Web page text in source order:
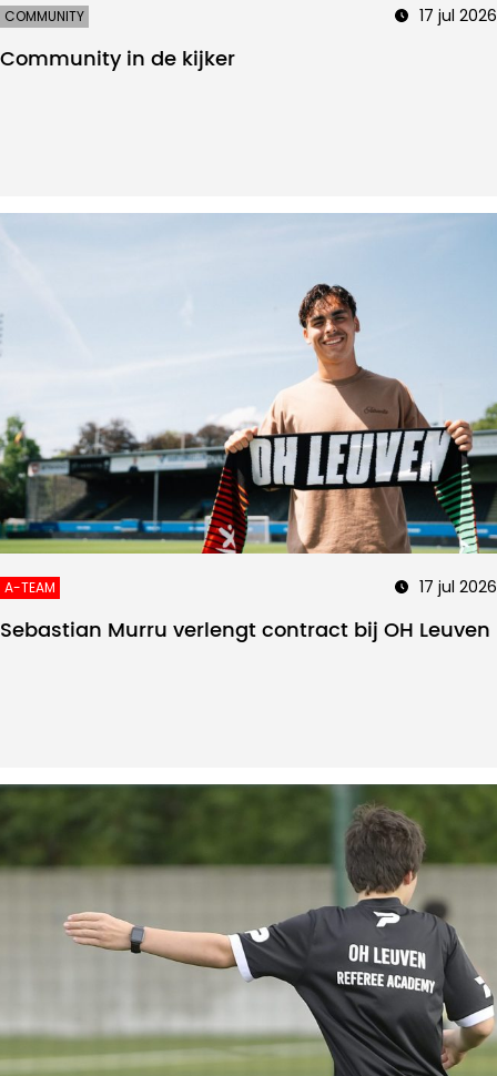
COMMUNITY 17 jul 2026
Community in de kijker
A-TEAM 17 jul 2026
Sebastian Murru verlengt contract bij OH Leuven